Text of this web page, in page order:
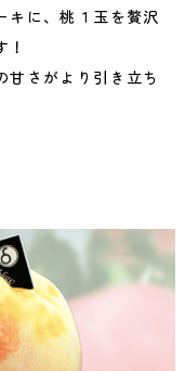
キに、桃１玉を贅沢
甘さがより引き立ち